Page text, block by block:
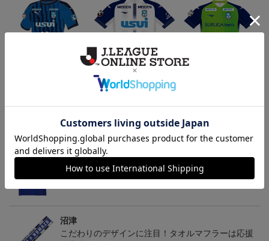
2023 FP2NDオーセン
ティックユニフォーム
沼津
お気に入りのファッション小物でいつもチームを近
くで感じていたいファン必見アイテム！
沼津
こだわりのデザインに注目！タオルマフラーは応援